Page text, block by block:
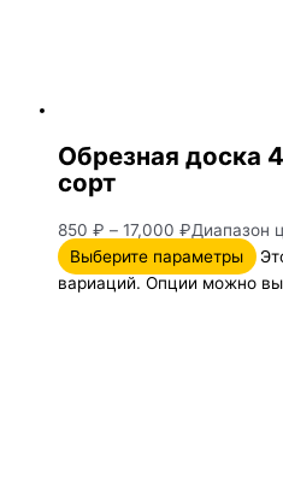
Обрезная доска
сорт
850 ₽ – 17,000 ₽Диапазон
Выберите параметры
вариаций. Опции можно